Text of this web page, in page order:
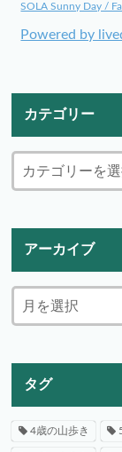
SOLA Sunny Day /
Powered by
カテゴリー
アーカイブ
タグ
4歳の山歩き